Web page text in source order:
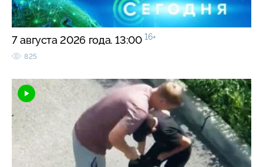
7 августа 2026 года. 13:00 16+
825